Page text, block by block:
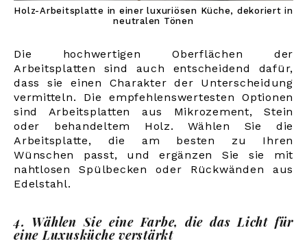
Holz-Arbeitsplatte in einer luxuriösen Küche, dekoriert in
neutralen Tönen
Die hochwertigen Oberflächen der
Arbeitsplatten sind auch entscheidend dafür,
dass sie einen Charakter der Unterscheidung
vermitteln. Die empfehlenswertesten Optionen
sind Arbeitsplatten aus Mikrozement, Stein
oder behandeltem Holz. Wählen Sie die
Arbeitsplatte, die am besten zu Ihren
Wünschen passt, und ergänzen Sie sie mit
nahtlosen Spülbecken oder Rückwänden aus
Edelstahl.
4. Wählen Sie eine Farbe, die das Licht für
eine Luxusküche verstärkt